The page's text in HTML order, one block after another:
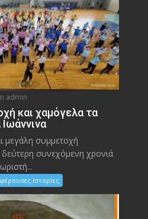
admin
και χαμόγελα τα
μεγάλη συμμετοχή
συνεχόμενη χρονιά
Ιστορίες